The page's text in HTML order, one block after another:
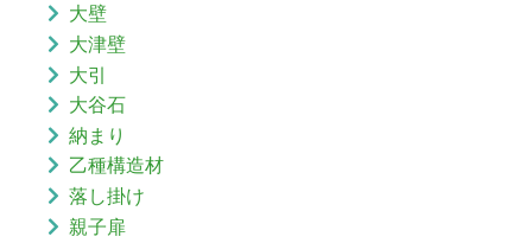
大壁
大津壁
大引
大谷石
納まり
乙種構造材
落し掛け
親子扉